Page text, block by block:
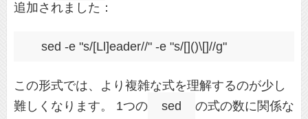
追加されました：
この形式では、より複雑な式を理解するのが少し
難しくなります。 1つの
sed
の式の数に関係な